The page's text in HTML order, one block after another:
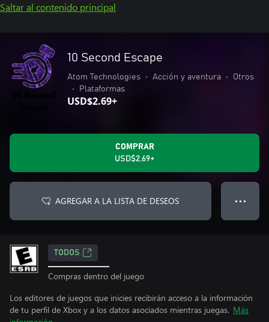
Saltar al contenido principal
10 Second Escape
Atom Technologies • Acción y aventura •
Otros
•
Plataformas
USD$2.69+
COMPRAR
USD$2.69+
AGREGAR A LA LISTA DE DESEOS ● ● ●
TODOS
Compras dentro del juego
Los editores de juegos que inicies recibirán acceso a la información
de tu perfil de Xbox y a los datos asociados mientras juegas. Más